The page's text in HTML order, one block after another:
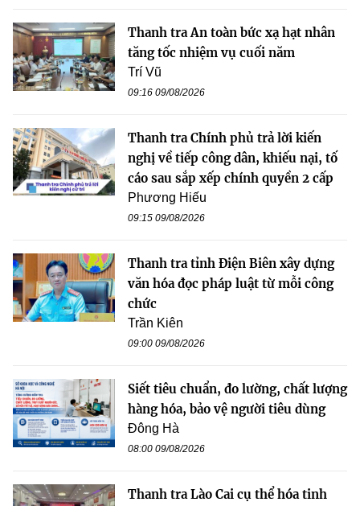
Thanh tra An toàn bức xạ hạt nhân
tăng tốc nhiệm vụ cuối năm
Trí Vũ
09:16 09/08/2026
Thanh tra Chính phủ trả lời kiến
nghị về tiếp công dân, khiếu nại, tố
cáo sau sắp xếp chính quyền 2 cấp
Phương Hiếu
09:15 09/08/2026
Thanh tra tỉnh Điện Biên xây dựng
văn hóa đọc pháp luật từ mỗi công
chức
Trần Kiên
09:00 09/08/2026
Siết tiêu chuẩn, đo lường, chất lượng
hàng hóa, bảo vệ người tiêu dùng
Đông Hà
08:00 09/08/2026
Thanh tra Lào Cai cụ thể hóa tinh